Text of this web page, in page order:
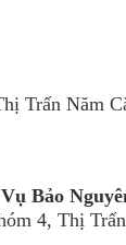
Trấn Năm
Bảo
4, Thị